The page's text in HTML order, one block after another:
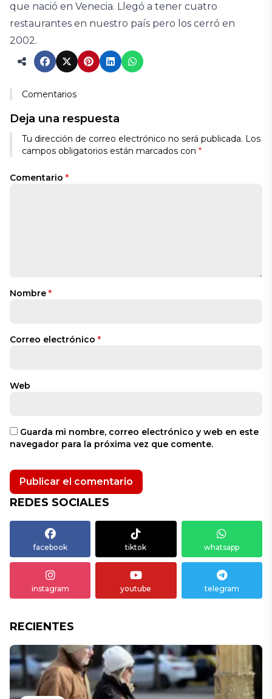
que nació en Venecia. Llegó a tener cuatro
restaurantes en nuestro país pero los cerró en
2002.
Comentarios
Deja una respuesta
Tu dirección de correo electrónico no será publicada. Los
campos obligatorios están marcados con *
Comentario *
Nombre *
Correo electrónico *
Web
Guarda mi nombre, correo electrónico y web en este
navegador para la próxima vez que comente.
REDES SOCIALES
facebook tiktok whatsapp
instagram youtube telegram
RECIENTES